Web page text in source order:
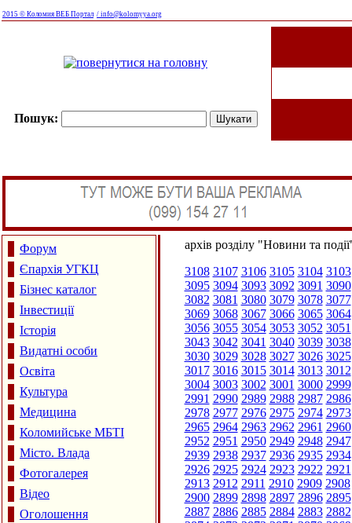
2015 © Коломия ВЕБ Портал / info@kolomyya.org
Пошук:
Форум
Єпархія УГКЦ
Бізнес каталог
Інвестиції
Історія
Видатні особи
Освіта
Культура
Медицина
Коломийське МБТІ
Місто. Влада
Фотогалерея
Відео
Оголошення
архів розділу "Новини та
3108 3107 3106 3105 3104 3103
3095 3094 3093 3092 3091 3090
3082 3081 3080 3079 3078 3077
3069 3068 3067 3066 3065 3064
3056 3055 3054 3053 3052 3051
3043 3042 3041 3040 3039 3038
3030 3029 3028 3027 3026 3025
3017 3016 3015 3014 3013 3012
3004 3003 3002 3001 3000 2999
2991 2990 2989 2988 2987 2986
2978 2977 2976 2975 2974 2973
2965 2964 2963 2962 2961 2960
2952 2951 2950 2949 2948 2947
2939 2938 2937 2936 2935 2934
2926 2925 2924 2923 2922 2921
2913 2912 2911 2910 2909 2908
2900 2899 2898 2897 2896 2895
2887 2886 2885 2884 2883 2882